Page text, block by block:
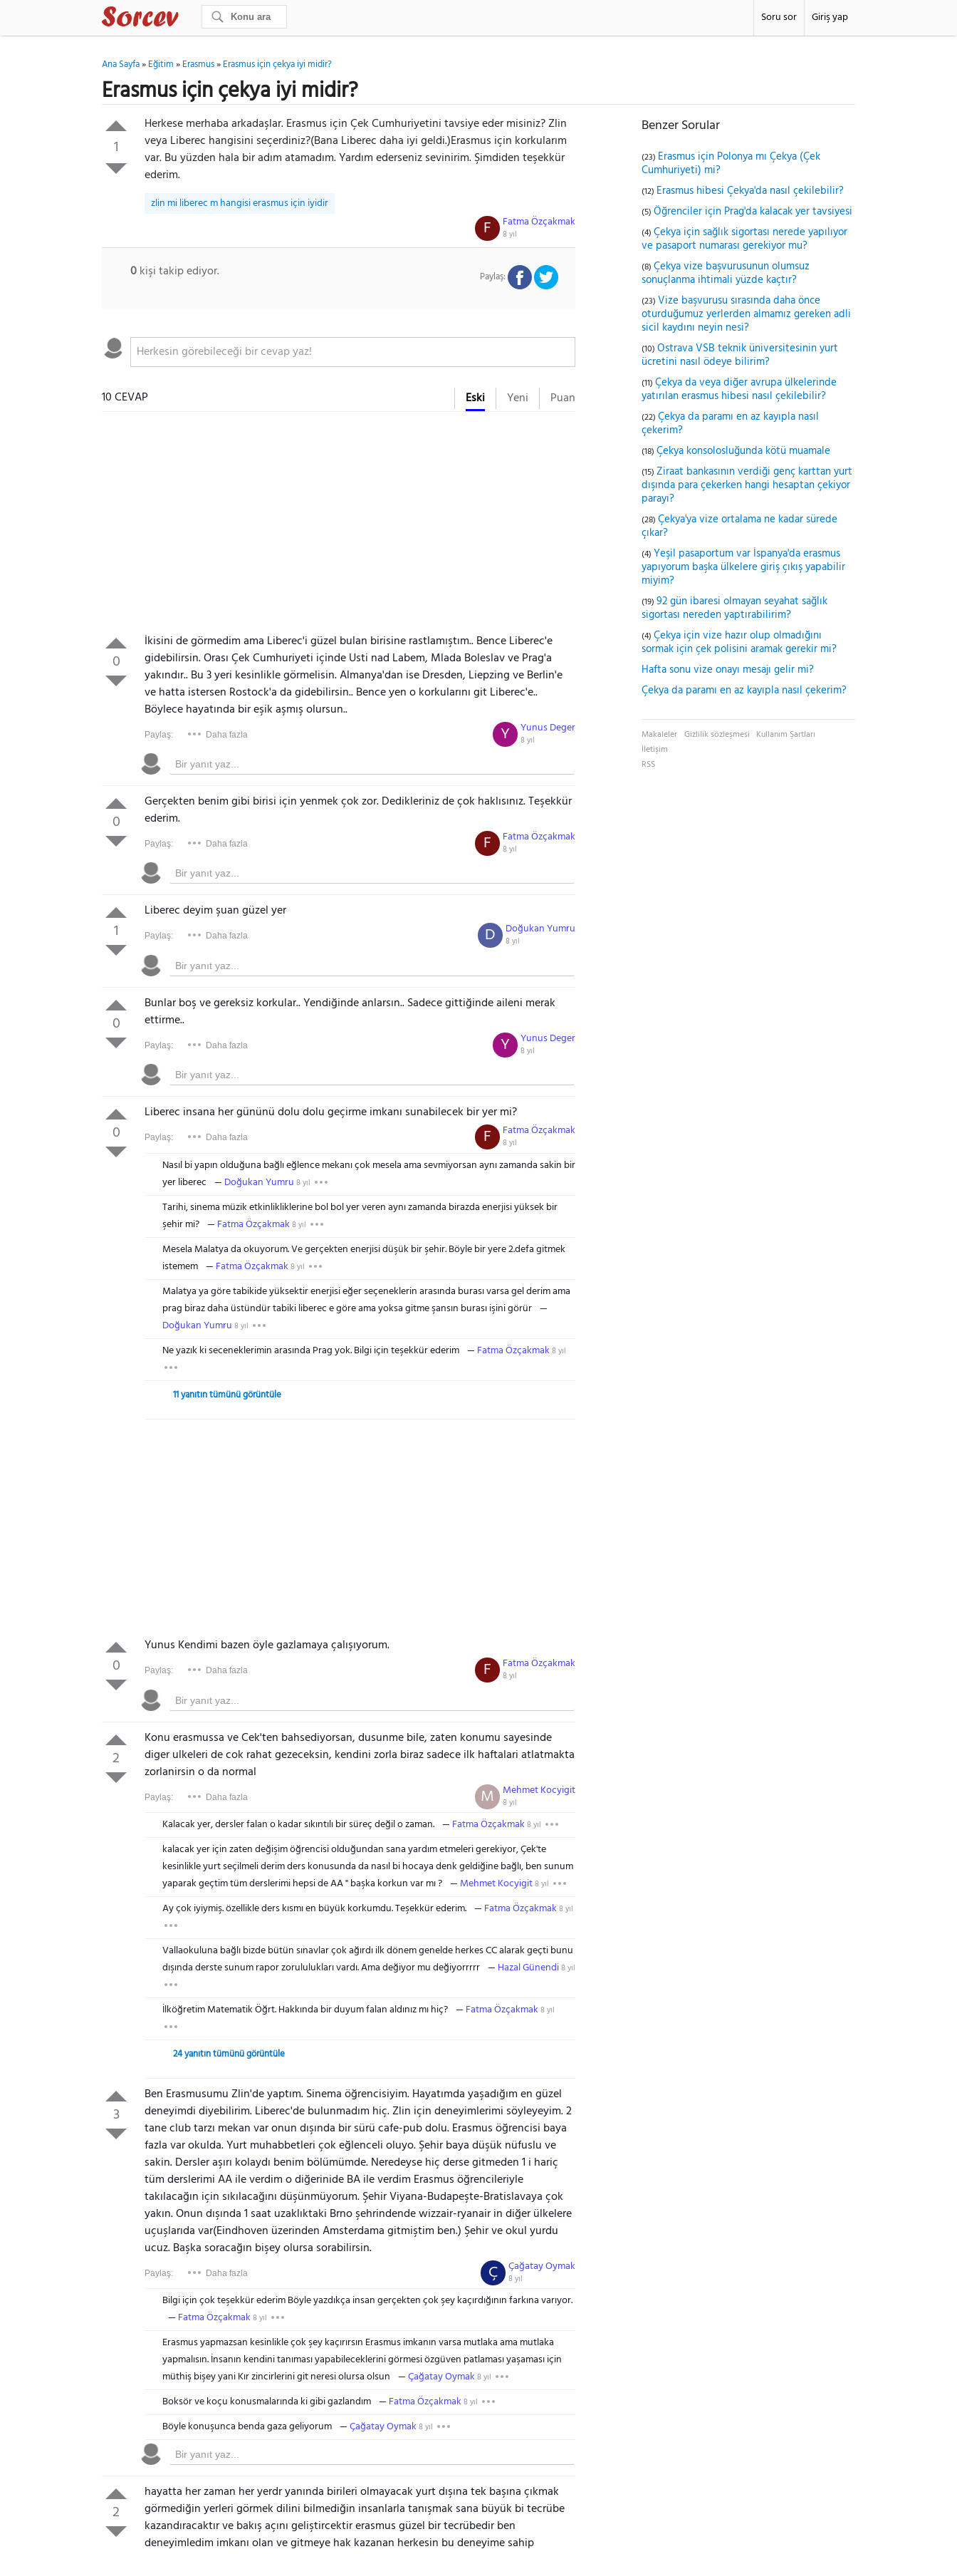
Giriş yap
Soru sor
Ana Sayfa»Eğitim»Erasmus»Erasmus için çekya iyi midir?
Erasmus için çekya iyi midir?
1
Herkese merhaba arkadaşlar. Erasmus için Çek Cumhuriyetini tavsiye eder misiniz? Zlin
veya Liberec hangisini seçerdiniz?(Bana Liberec daha iyi geldi.)Erasmus için korkularım
var. Bu yüzden hala bir adım atamadım. Yardım ederseniz sevinirim. Şimdiden teşekkür
ederim.
zlin mi liberec m hangisi erasmus için iyidir
Fatma Özçakmak
8 yıl
F
0kişi takip ediyor. Paylaş:
10 CEVAP Eski Yeni Puan
0
İkisini de görmedim ama Liberec'i güzel bulan birisine rastlamıştım.. Bence Liberec'e
gidebilirsin. Orası Çek Cumhuriyeti içinde Usti nad Labem, Mlada Boleslav ve Prag'a
yakındır.. Bu 3 yeri kesinlikle görmelisin. Almanya'dan ise Dresden, Liepzing ve Berlin'e
ve hatta istersen Rostock'a da gidebilirsin.. Bence yen o korkularını git Liberec'e..
Böylece hayatında bir eşik aşmış olursun..
Paylaş: Daha fazla Yunus Deger
8 yıl
Y
0
Gerçekten benim gibi birisi için yenmek çok zor. Dedikleriniz de çok haklısınız. Teşekkür
ederim.
Paylaş: Daha fazla Fatma Özçakmak
8 yıl
F
1
Liberec deyim şuan güzel yer
Paylaş: Daha fazla Doğukan Yumru
8 yıl
D
0
Bunlar boş ve gereksiz korkular.. Yendiğinde anlarsın.. Sadece gittiğinde aileni merak
ettirme..
Paylaş: Daha fazla Yunus Deger
8 yıl
Y
0
Liberec insana her gününü dolu dolu geçirme imkanı sunabilecek bir yer mi?
Paylaş: Daha fazla Fatma Özçakmak
8 yıl
F
Nasıl bi yapın olduğuna bağlı eğlence mekanı çok mesela ama sevmiyorsan aynı zamanda sakin bir
yer liberec
Doğukan Yumru 8 yıl
Tarihi, sinema müzik etkinlikliklerine bol bol yer veren aynı zamanda birazda enerjisi yüksek bir
şehir mi?
Fatma Özçakmak 8 yıl
Mesela Malatya da okuyorum. Ve gerçekten enerjisi düşük bir şehir. Böyle bir yere 2.defa gitmek
istemem
Fatma Özçakmak 8 yıl
Malatya ya göre tabikide yüksektir enerjisi eğer seçeneklerin arasında burası varsa gel derim ama
prag biraz daha üstündür tabiki liberec e göre ama yoksa gitme şansın burası işini görür
Doğukan Yumru 8 yıl
Ne yazık ki seceneklerimin arasında Prag yok. Bilgi için teşekkür ederim Fatma Özçakmak 8 yıl
11 yanıtın tümünü görüntüle
0
Yunus Kendimi bazen öyle gazlamaya çalışıyorum.
Paylaş: Daha fazla Fatma Özçakmak
8 yıl
F
2
Konu erasmussa ve Cek'ten bahsediyorsan, dusunme bile, zaten konumu sayesinde
diger ulkeleri de cok rahat gezeceksin, kendini zorla biraz sadece ilk haftalari atlatmakta
zorlanirsin o da normal
Paylaş: Daha fazla Mehmet Kocyigit
8 yıl
M
Kalacak yer, dersler falan o kadar sıkıntılı bir süreç değil o zaman. Fatma Özçakmak 8 yıl
kalacak yer için zaten değişim öğrencisi olduğundan sana yardım etmeleri gerekiyor, Çek'te
kesinlikle yurt seçilmeli derim ders konusunda da nasıl bi hocaya denk geldiğine bağlı, ben sunum
yaparak geçtim tüm derslerimi hepsi de AA " başka korkun var mı ?
Mehmet Kocyigit8 yıl
Ay çok iyiymiş. özellikle ders kısmı en büyük korkumdu. Teşekkür ederim. Fatma Özçakmak 8 yıl
Vallaokuluna bağlı bizde bütün sınavlar çok ağırdı ilk dönem genelde herkes CC alarak geçti bunu
dışında derste sunum rapor zorululukları vardı. Ama değiyor mu değiyorrrrr
Hazal Günendi8 yıl
İlköğretim Matematik Öğrt. Hakkında bir duyum falan aldınız mı hiç? Fatma Özçakmak 8 yıl
24 yanıtın tümünü görüntüle
3
Ben Erasmusumu Zlin'de yaptım. Sinema öğrencisiyim. Hayatımda yaşadığım en güzel
deneyimdi diyebilirim. Liberec'de bulunmadım hiç. Zlin için deneyimlerimi söyleyeyim. 2
tane club tarzı mekan var onun dışında bir sürü cafe-pub dolu. Erasmus öğrencisi baya
fazla var okulda. Yurt muhabbetleri çok eğlenceli oluyo. Şehir baya düşük nüfuslu ve
sakin. Dersler aşırı kolaydı benim bölümümde. Neredeyse hiç derse gitmeden 1 i hariç
tüm derslerimi AA ile verdim o diğerinide BA ile verdim Erasmus öğrencileriyle
takılacağın için sıkılacağını düşünmüyorum. Şehir Viyana-Budapeşte-Bratislavaya çok
yakın. Onun dışında 1 saat uzaklıktaki Brno şehrindende wizzair-ryanair in diğer ülkelere
uçuşlarıda var(Eindhoven üzerinden Amsterdama gitmiştim ben.) Şehir ve okul yurdu
ucuz. Başka soracağın bişey olursa sorabilirsin.
Paylaş: Daha fazla Çağatay Oymak
8 yıl
Ç
Bilgi için çok teşekkür ederim Böyle yazdıkça insan gerçekten çok şey kaçırdığının farkına varıyor.
Fatma Özçakmak 8 yıl
Erasmus yapmazsan kesinlikle çok şey kaçırırsın Erasmus imkanın varsa mutlaka ama mutlaka
yapmalısın. İnsanın kendini tanıması yapabileceklerini görmesi özgüven patlaması yaşaması için
müthiş bişey yani Kır zincirlerini git neresi olursa olsun
Çağatay Oymak 8 yıl
Boksör ve koçu konusmalarında ki gibi gazlandım Fatma Özçakmak 8 yıl
Böyle konuşunca benda gaza geliyorum Çağatay Oymak 8 yıl
2
hayatta her zaman her yerdr yanında birileri olmayacak yurt dışına tek başına çıkmak
görmediğin yerleri görmek dilini bilmediğin insanlarla tanışmak sana büyük bi tecrübe
kazandıracaktır ve bakış açını geliştircektir erasmus güzel bir tecrübedir ben
deneyimledim imkanı olan ve gitmeye hak kazanan herkesin bu deneyime sahip
Benzer Sorular
(23) Erasmus için Polonya mı Çekya (Çek
Cumhuriyeti) mi?
(12) Erasmus hibesi Çekya'da nasıl çekilebilir?
(5) Öğrenciler için Prag'da kalacak yer tavsiyesi
(4) Çekya için sağlık sigortası nerede yapılıyor
ve pasaport numarası gerekiyor mu?
(8) Çekya vize başvurusunun olumsuz
sonuçlanma ihtimali yüzde kaçtır?
(23) Vize başvurusu sırasında daha önce
oturduğumuz yerlerden almamız gereken adli
sicil kaydını neyin nesi?
(10) Ostrava VSB teknik üniversitesinin yurt
ücretini nasıl ödeye bilirim?
(11) Çekya da veya diğer avrupa ülkelerinde
yatırılan erasmus hibesi nasıl çekilebilir?
(22) Çekya da paramı en az kayıpla nasıl
çekerim?
(18) Çekya konsolosluğunda kötü muamale
(15) Ziraat bankasının verdiği genç karttan yurt
dışında para çekerken hangi hesaptan çekiyor
parayı?
(28) Çekya'ya vize ortalama ne kadar sürede
çıkar?
(4) Yeşil pasaportum var İspanya'da erasmus
yapıyorum başka ülkelere giriş çıkış yapabilir
miyim?
(19) 92 gün ibaresi olmayan seyahat sağlık
sigortası nereden yaptırabilirim?
(4) Çekya için vize hazır olup olmadığını
sormak için çek polisini aramak gerekir mi?
Hafta sonu vize onayı mesajı gelir mi?
Çekya da paramı en az kayıpla nasıl çekerim?
Makaleler Gizlilik sözleşmesi Kullanım Şartları
İletişim
RSS